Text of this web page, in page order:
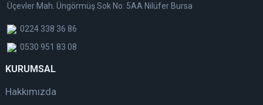
Üçevler Mah. Üngörmüş Sok No: 5AA Nilüfer Bursa
0224 338 36 86
0530 951 83 08
KURUMSAL
Hakkımızda